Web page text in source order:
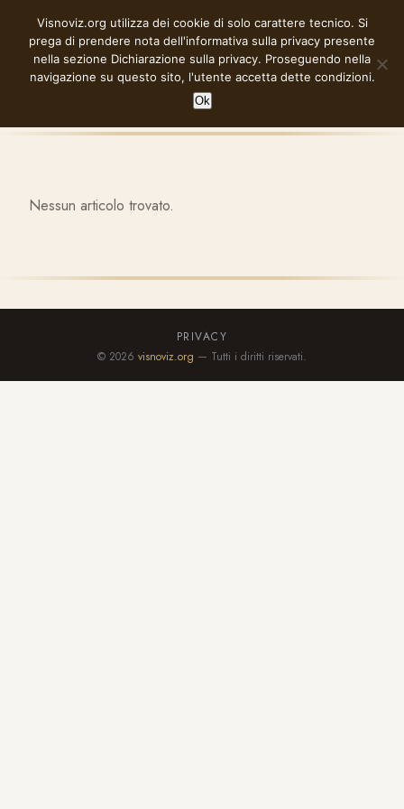
contenuto
VISNOVIZ.ORG
Nessun articolo trovato.
PRIVACY
© 2026 visnoviz.org — Tutti i diritti riservati.
Visnoviz.org utilizza dei cookie di solo carattere tecnico. Si
prega di prendere nota dell'informativa sulla privacy presente
nella sezione Dichiarazione sulla privacy. Proseguendo nella
navigazione su questo sito, l'utente accetta dette condizioni.
Ok